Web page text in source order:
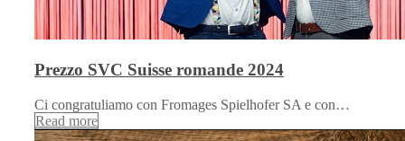
Prezzo SVC Suisse romande 2024
Ci congratuliamo con Fromages Spielhofer SA e con…
Read more